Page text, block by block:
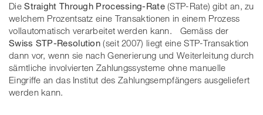
DieStraight Through Processing-Rate(STP-Rate) gibt an, zu
welchem Prozentsatz eine Transaktionen in einem Prozess
vollautomatisch verarbeitet werden kann. Gemäss der
Swiss STP-Resolution (seit 2007) liegt eine STP-Transaktion
dann vor, wenn sie nach Generierung und Weiterleitung durch
sämtliche involvierten Zahlungssysteme ohne manuelle
Eingriffe an das Institut des Zahlungsempfängers ausgeliefert
werden kann.